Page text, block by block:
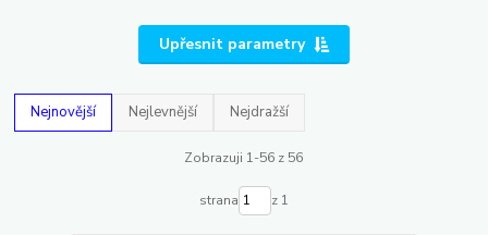
Upřesnit parametry
Nejnovější Nejlevnější Nejdražší
Zobrazuji 1-56 z 56
strana z 1